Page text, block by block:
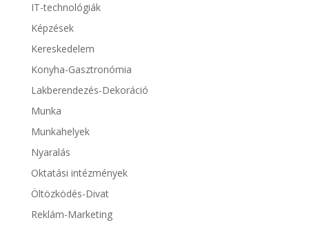
IT-technológiák
Képzések
Kereskedelem
Konyha-Gasztronómia
Lakberendezés-Dekoráció
Munka
Munkahelyek
Nyaralás
Oktatási intézmények
Öltözködés-Divat
Reklám-Marketing